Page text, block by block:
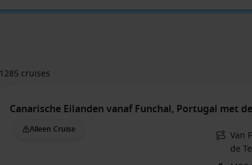
1285 cruises
Canarische Eilanden vanaf Funchal, Portugal met
Alleen Cruise
Van
de